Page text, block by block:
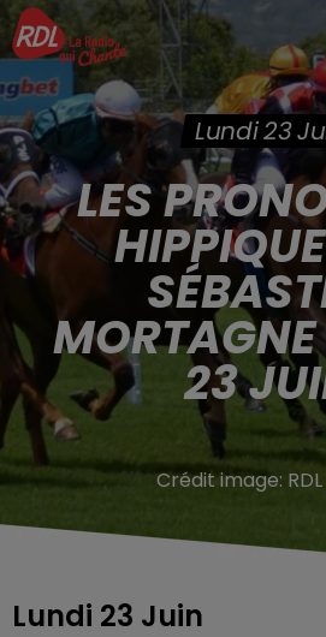
Lundi 23
LES
23
Crédit image:
Lundi 23 Juin